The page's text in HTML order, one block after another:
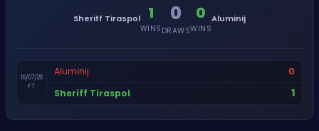
Sheriff Tiraspol 1
WINS
0
DRAWS
0
WINS
Aluminij
16/07/26
FT
Aluminij 0
Sheriff Tiraspol 1